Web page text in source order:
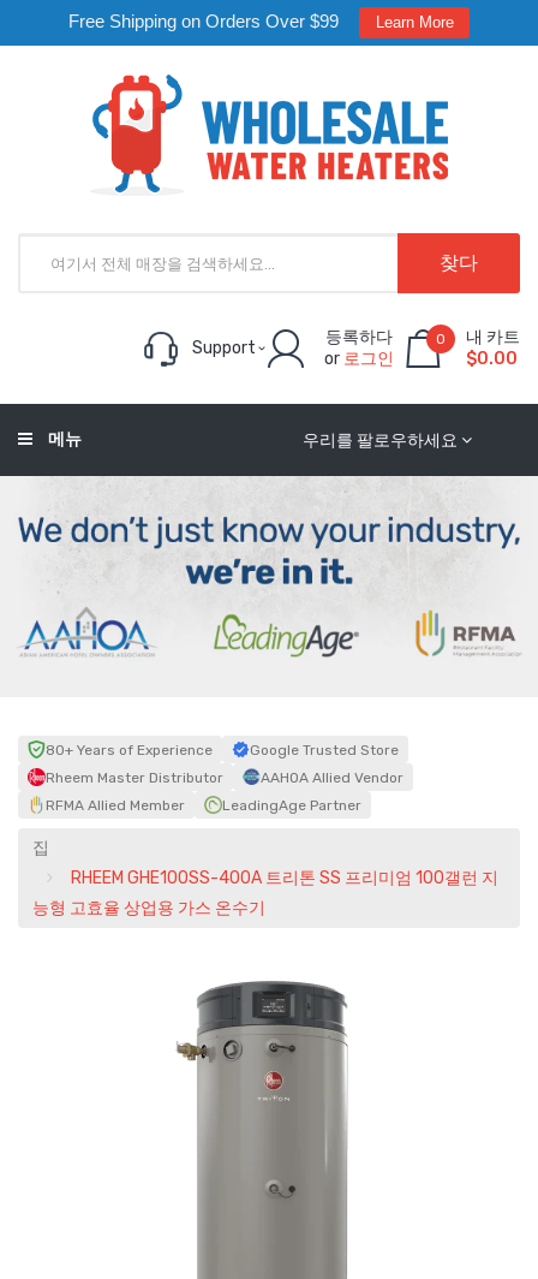
Free Shipping on Orders Over $99 Learn More
찾다
Support
등록하다
or 로그인
0
내 카트
$0.00
우리를 팔로우하세요
메뉴
80+ Years of Experience
Google Trusted Store
Rheem Master Distributor
AAHOA Allied Vendor
RFMA Allied Member
LeadingAge Partner
집
RHEEM GHE100SS-400A 트리톤 SS 프리미엄 100갤런 지
능형 고효율 상업용 가스 온수기